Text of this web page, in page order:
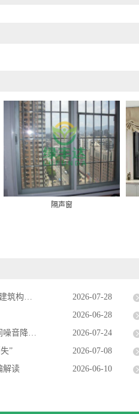
隔声窗
声》8月1日实施 2026-07-28
2026-06-28
寿命长了
2026-07-24
”
2026-07-08
解读
2026-06-10